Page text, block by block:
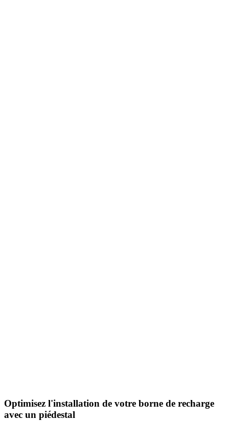
Optimisez l'installation de votre borne de recharge
avec un piédestal